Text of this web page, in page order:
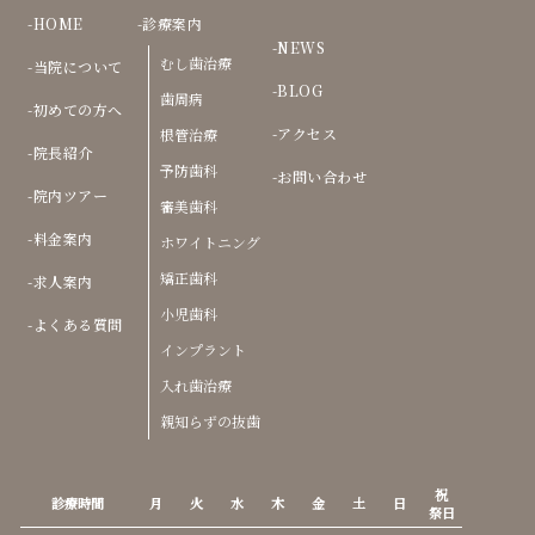
HOME
当院について
初めての方へ
院長紹介
院内ツアー
料金案内
求人案内
よくある質問
診療案内
むし歯治療
歯周病
根管治療
予防歯科
審美歯科
ホワイトニング
矯正歯科
小児歯科
インプラント
入れ歯治療
親知らずの抜歯
NEWS
BLOG
アクセス
お問い合わせ
診療時間 月 火 水 木 金 土 日
祝
祭日